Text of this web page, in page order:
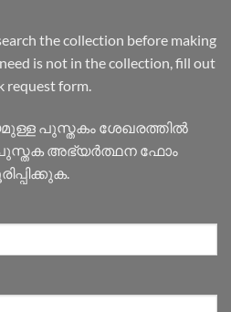
the collection before making
is not in the collection, fill out
request form.
പുസ്തകം ശേഖരത്തിൽ
പുസ്തക അഭ്യർത്ഥന ഫോം